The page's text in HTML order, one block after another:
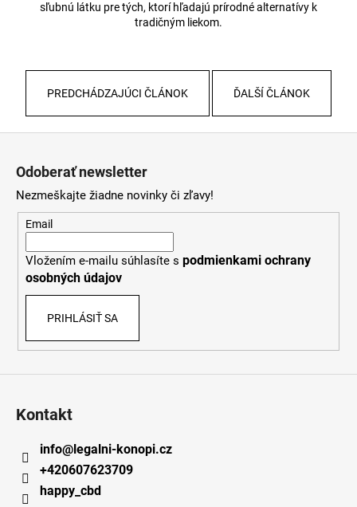
sľubnú látku pre tých, ktorí hľadajú prírodné alternatívy k
tradičným liekom.
PREDCHÁDZAJÚCI ČLÁNOK ĎALŠÍ ČLÁNOK
Odoberať newsletter
Nezmeškajte žiadne novinky či zľavy!
Email
Vložením e-mailu súhlasíte s podmienkami ochrany
osobných údajov
PRIHLÁSIŤ SA
Kontakt
info@legalni-konopi.cz
+420607623709
happy_cbd